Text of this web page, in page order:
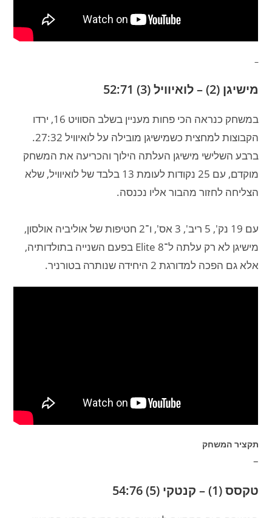
–
מישיגן (2) – לואיוויל (3) 52:71
במשחק כנראה הכי פחות מעניין בשלב הסוויט 16, ירדו
הקבוצות למחצית כשמישיגן מובילה על לואיוויל 27:32.
ברבע השלישי מישיגן העלתה הילוך והכריעה את המשחק
מוקדם, עם 25 נקודות לעומת 13 בלבד של לואיוויל, שלא
הצליחה לחזור מהבור אליו נכנסה.
עם 19 נק', 5 ריב', 3 אס', ו־2 חטיפות של אוליביה אולסון,
מישיגן לא רק עלתה ל־Elite 8 בפעם השנייה בתולדותיה,
אלא גם הפכה למדורגת 2 היחידה שנותרה בטורניר.
תקציר המשחק
–
טקסס (1) – קנטקי (5) 54:76